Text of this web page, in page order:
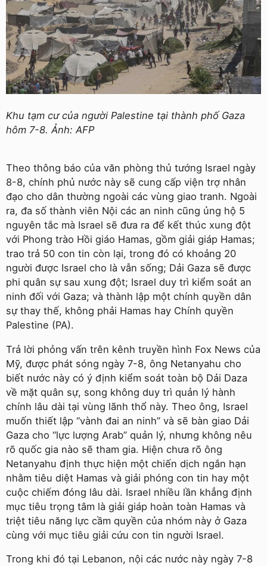
Khu tạm cư của người Palestine tại thành phố Gaza
hôm 7-8. Ảnh: AFP
Theo thông báo của văn phòng thủ tướng Israel ngày
8-8, chính phủ nước này sẽ cung cấp viện trợ nhân
đạo cho dân thường ngoài các vùng giao tranh. Ngoài
ra, đa số thành viên Nội các an ninh cũng ủng hộ 5
nguyên tắc mà Israel sẽ đưa ra để kết thúc xung đột
với Phong trào Hồi giáo Hamas, gồm giải giáp Hamas;
trao trả 50 con tin còn lại, trong đó có khoảng 20
người được Israel cho là vẫn sống; Dải Gaza sẽ được
phi quân sự sau xung đột; Israel duy trì kiểm soát an
ninh đối với Gaza; và thành lập một chính quyền dân
sự thay thế, không phải Hamas hay Chính quyền
Palestine (PA).
Trả lời phỏng vấn trên kênh truyền hình Fox News của
Mỹ, được phát sóng ngày 7-8, ông Netanyahu cho
biết nước này có ý định kiểm soát toàn bộ Dải Daza
về mặt quân sự, song không duy trì quản lý hành
chính lâu dài tại vùng lãnh thổ này. Theo ông, Israel
muốn thiết lập “vành đai an ninh” và sẽ bàn giao Dải
Gaza cho “lực lượng Arab” quản lý, nhưng không nêu
rõ quốc gia nào sẽ tham gia. Hiện chưa rõ ông
Netanyahu định thực hiện một chiến dịch ngắn hạn
nhằm tiêu diệt Hamas và giải phóng con tin hay một
cuộc chiếm đóng lâu dài. Israel nhiều lần khẳng định
mục tiêu trọng tâm là giải giáp hoàn toàn Hamas và
triệt tiêu năng lực cầm quyền của nhóm này ở Gaza
cùng với mục tiêu giải cứu con tin người Israel.
Trong khi đó tại Lebanon, nội các nước này ngày 7-8